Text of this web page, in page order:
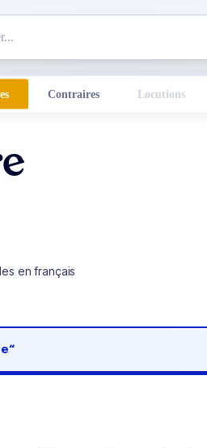
Contraires Locutions
en français